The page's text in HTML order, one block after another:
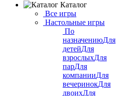
Каталог
Все игры
Настольные игры
По
назначениюДля
детейДля
взрослыхДля
парДля
компанииДля
вечеринокДля
двоихДля